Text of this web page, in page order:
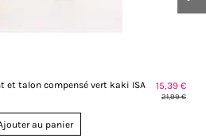
et talon compensé vert kaki ISA 15,39 €
21,99 €
au panier